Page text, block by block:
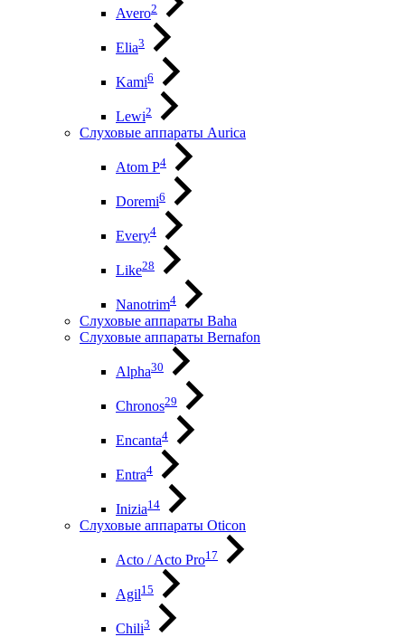
Avero2
Elia3
Kami6
Lewi2
Слуховые аппараты Aurica
Atom P4
Doremi6
Every4
Like28
Nanotrim4
Слуховые аппараты Baha
Слуховые аппараты Bernafon
Alpha30
Chronos29
Encanta4
Entra4
Inizia14
Слуховые аппараты Oticon
Acto / Acto Pro17
Agil15
Chili3